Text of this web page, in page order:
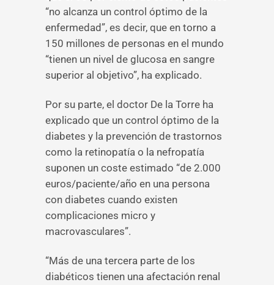
“no alcanza un control óptimo de la
enfermedad”, es decir, que en torno a
150 millones de personas en el mundo
“tienen un nivel de glucosa en sangre
superior al objetivo”, ha explicado.
Por su parte, el doctor De la Torre ha
explicado que un control óptimo de la
diabetes y la prevención de trastornos
como la retinopatía o la nefropatía
suponen un coste estimado “de 2.000
euros/paciente/año en una persona
con diabetes cuando existen
complicaciones micro y
macrovasculares”.
“Más de una tercera parte de los
diabéticos tienen una afectación renal